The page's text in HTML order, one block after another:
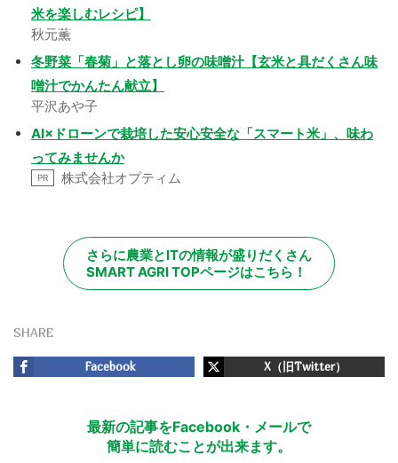
米を楽しむレシピ】
秋元薫
冬野菜「春菊」と落とし卵の味噌汁【玄米と具だくさん味
噌汁でかんたん献立】
平沢あや子
AI×ドローンで栽培した安心安全な「スマート米」、味わ
ってみませんか
PR 株式会社オプティム
さらに農業とITの情報が盛りだくさん
SMART AGRI TOPページはこちら！
SHARE
Facebook X（旧Twitter）
最新の記事をFacebook・メールで
簡単に読むことが出来ます。